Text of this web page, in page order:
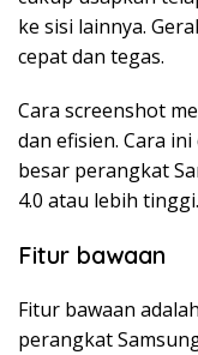
ke sisi lainnya.
cepat dan tegas.
Cara screenshot
dan efisien. Cara
besar perangkat
4.0 atau lebih tinggi.
Fitur bawaan
Fitur bawaan
perangkat